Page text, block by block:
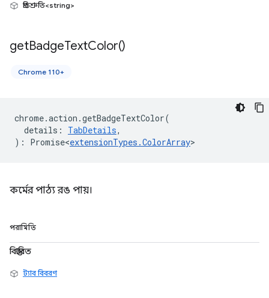
প্রতিশ্রুতি<string>
getBadgeTextColor()
Chrome 110+
chrome.action .getBadgeTextColor(
details : TabDetails,
) : Promise<extensionTypes .ColorArray>
কর্মের পাঠ্য রঙ পায়।
পরামিতি
বিস্তারিত
ট্যাব বিবরণ